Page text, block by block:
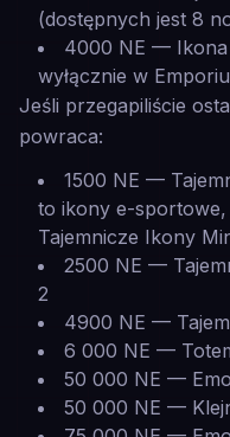
(dostępnych jest 8
4000 NE —
wyłącznie w
Jeśli przegapiliście
powraca:
1500 NE —
to ikony e-sportowe,
Tajemnicze Ikony
2500 NE —
2
4900 NE —
6 000 NE —
50 000 NE —
50 000 NE —